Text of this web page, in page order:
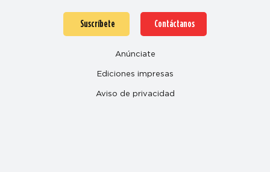
Suscríbete Contáctanos
Anúnciate
Ediciones impresas
Aviso de privacidad